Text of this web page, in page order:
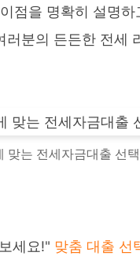
점을 명확히 설명
분의 든든한 전세
맞는 전세자금대출 선
세요!" 맞춤 대출 선